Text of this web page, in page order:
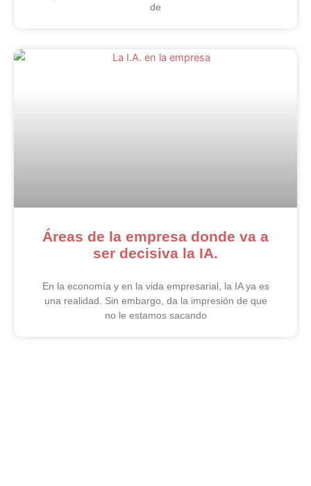
de
Áreas de la empresa donde va a
ser decisiva la IA.
En la economía y en la vida empresarial, la IA ya es
una realidad. Sin embargo, da la impresión de que
no le estamos sacando